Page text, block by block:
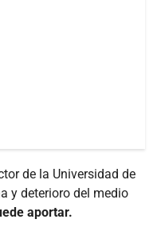
de la Universidad de
y deterioro del medio
aportar.